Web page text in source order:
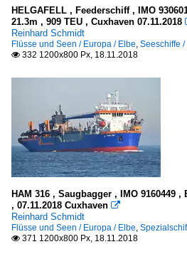
HELGAFELL , Feederschiff , IMO
21.3m , 909 TEU , Cuxhaven 07.11.2018
Reinhard Schmidt
Flüsse und Seen / Europa / Elbe, Seeschiffe
 332 1200x800 Px, 18.11.2018
HAM 316 , Saugbagger , IMO 9160449 ,
, 07.11.2018 Cuxhaven 
Reinhard Schmidt
Flüsse und Seen / Europa / Elbe,
 371 1200x800 Px, 18.11.2018